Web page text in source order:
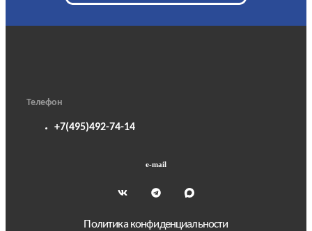
Телефон
+7(495)492-74-14
e-mail
Политика конфиденциальности